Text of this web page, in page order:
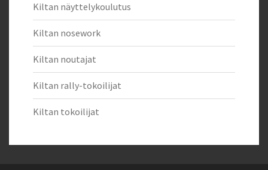
Kiltan näyttelykoulutus
Kiltan nosework
Kiltan noutajat
Kiltan rally-tokoilijat
Kiltan tokoilijat